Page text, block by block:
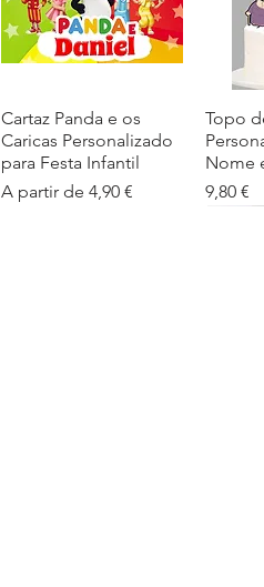
Visualização rápida
Cartaz Panda e os
Caricas Personalizado
para Festa Infantil
A partir de 4,90 €
Preço promocional
Topo
Nome
Preço
9,80 €